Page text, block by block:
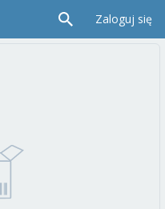
Zaloguj się